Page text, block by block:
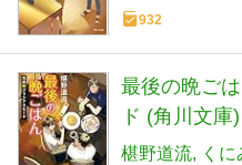
932
最後の晩ご
ド (角川文庫)
椹野道流 くに